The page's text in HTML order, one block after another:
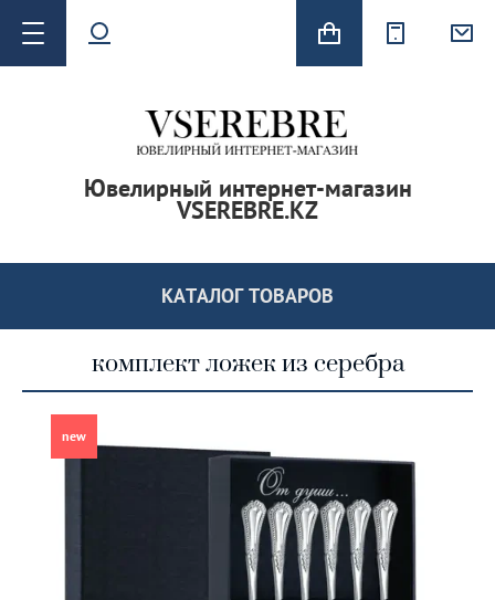
Ювелирный интернет-магазин
VSEREBRE.KZ
КАТАЛОГ ТОВАРОВ
комплект ложек из серебра
new